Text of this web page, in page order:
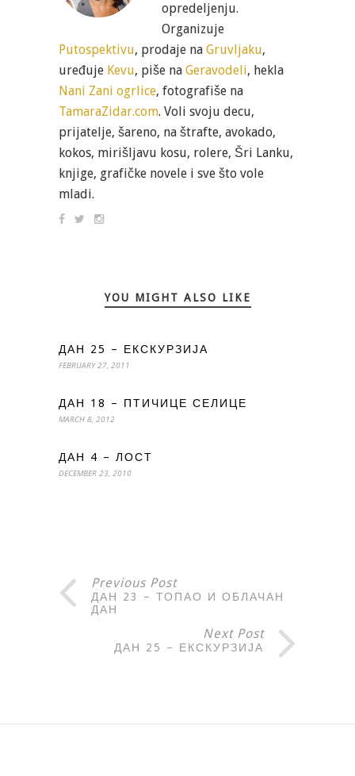
opredeljenju.
Organizuje
Putospektivu, prodaje na Gruvljaku,
uređuje Kevu, piše na Geravodeli, hekla
Nani Zani ogrlice, fotografiše na
TamaraZidar.com. Voli svoju decu,
prijatelje, šareno, na štrafte, avokado,
kokos, mirišljavu kosu, rolere, Šri Lanku,
knjige, grafičke novele i sve što vole
mladi.
YOU MIGHT ALSO LIKE
ДАН 25 – ЕКСКУРЗИЈА
FEBRUARY 27, 2011
ДАН 18 – ПТИЧИЦЕ СЕЛИЦЕ
MARCH 8, 2012
ДАН 4 – ЛОСТ
DECEMBER 23, 2010
Previous Post
ДАН 23 – ТОПАО И ОБЛАЧАН
ДАН
Next Post
ДАН 25 – ЕКСКУРЗИЈА